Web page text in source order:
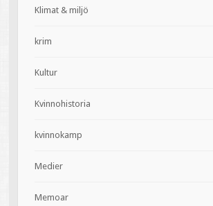
Klimat & miljö
krim
Kultur
Kvinnohistoria
kvinnokamp
Medier
Memoar